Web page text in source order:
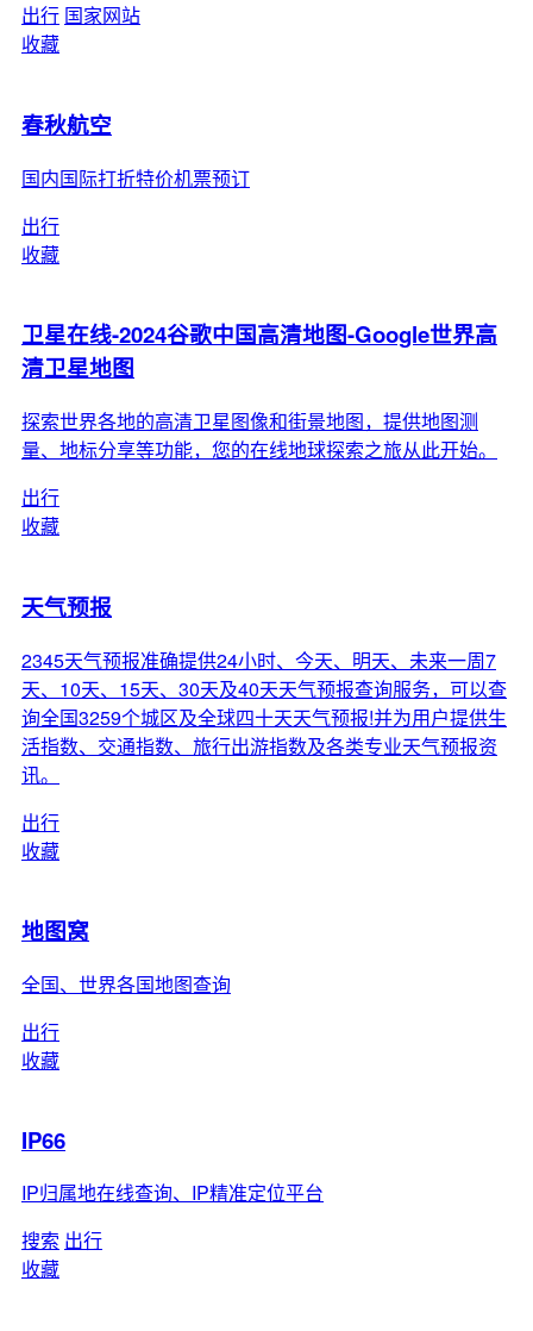
出行 国家网站
收藏
春秋航空
国内国际打折特价机票预订
出行
收藏
卫星在线-2024谷歌中国高清地图-Google世界高
清卫星地图
探索世界各地的高清卫星图像和街景地图，提供地图测
量、地标分享等功能，您的在线地球探索之旅从此开始。
出行
收藏
天气预报
2345天气预报准确提供24小时、今天、明天、未来一周7
天、10天、15天、30天及40天天气预报查询服务，可以查
询全国3259个城区及全球四十天天气预报!并为用户提供生
活指数、交通指数、旅行出游指数及各类专业天气预报资
讯。
出行
收藏
地图窝
全国、世界各国地图查询
出行
收藏
IP66
IP归属地在线查询、IP精准定位平台
搜索 出行
收藏